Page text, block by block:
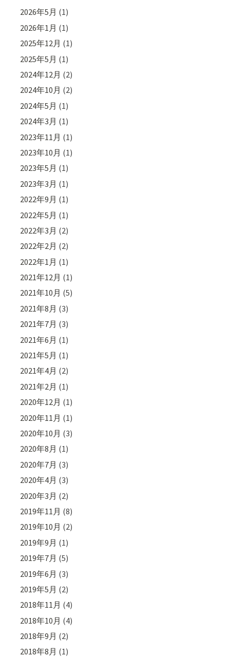
2026年5月 (1)
2026年1月 (1)
2025年12月 (1)
2025年5月 (1)
2024年12月 (2)
2024年10月 (2)
2024年5月 (1)
2024年3月 (1)
2023年11月 (1)
2023年10月 (1)
2023年5月 (1)
2023年3月 (1)
2022年9月 (1)
2022年5月 (1)
2022年3月 (2)
2022年2月 (2)
2022年1月 (1)
2021年12月 (1)
2021年10月 (5)
2021年8月 (3)
2021年7月 (3)
2021年6月 (1)
2021年5月 (1)
2021年4月 (2)
2021年2月 (1)
2020年12月 (1)
2020年11月 (1)
2020年10月 (3)
2020年8月 (1)
2020年7月 (3)
2020年4月 (3)
2020年3月 (2)
2019年11月 (8)
2019年10月 (2)
2019年9月 (1)
2019年7月 (5)
2019年6月 (3)
2019年5月 (2)
2018年11月 (4)
2018年10月 (4)
2018年9月 (2)
2018年8月 (1)